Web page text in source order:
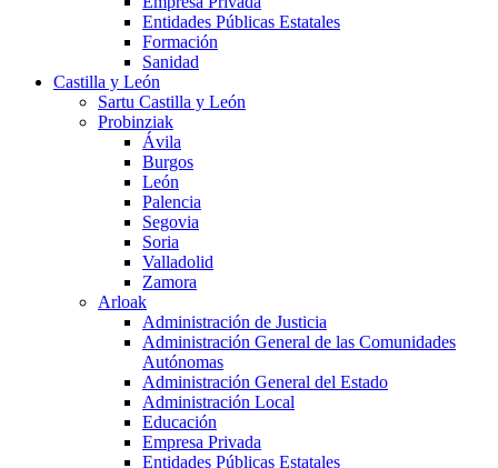
Entidades Públicas Estatales
Formación
Sanidad
Castilla y León
Sartu Castilla y León
Probinziak
Ávila
Burgos
León
Palencia
Segovia
Soria
Valladolid
Zamora
Arloak
Administración de Justicia
Administración General de las Comunidades
Autónomas
Administración General del Estado
Administración Local
Educación
Empresa Privada
Entidades Públicas Estatales